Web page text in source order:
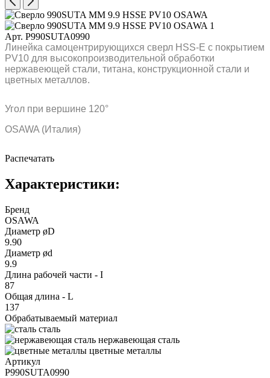
Арт. P990SUTA0990
Линейка самоцентрирующихся сверл HSS-E с покрытием
PV10 для высокопроизводительной обработки
нержавеющей стали, титана, конструкционной стали и
цветных металлов.
Угол при вершине 120°
OSAWA (Италия)
Распечатать
Характеристики:
Бренд
OSAWA
Диаметр øD
9.90
Диаметр ød
9.9
Длина рабочей части - I
87
Общая длина - L
137
Обрабатываемый материал
сталь
нержавеющая сталь
цветные металлы
Артикул
P990SUTA0990